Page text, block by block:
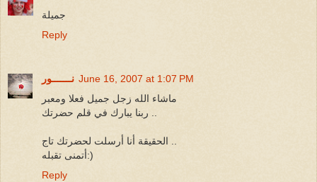
جميلة
Reply
نـــــــور June 16, 2007 at 1:07 PM
ماشاء الله زجل جميل فعلا ومعبر
أتمنى تقبله:)
Reply